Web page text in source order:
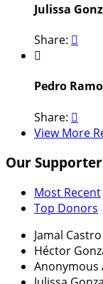
Julissa
Share: 

Pedro
Share: 
View More
Our
Most Recent
Top Donors
Jamal Castro
Héctor
Anonymous